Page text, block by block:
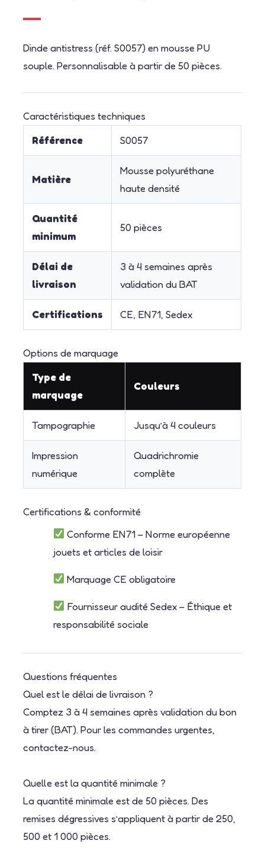
Dinde antistress (réf. S0057) en mousse PU
souple. Personnalisable à partir de 50 pièces.
Caractéristiques techniques
Référence
S0057
Matière
Mousse polyuréthane
haute densité
Quantité
minimum
50 pièces
Délai de
livraison
3 à 4 semaines après
validation du BAT
Certifications CE, EN71, Sedex
Options de marquage
Type de
marquage
Couleurs
Tampographie Jusqu’à 4 couleurs
Impression
numérique
Quadrichromie
complète
Certifications & conformité
Conforme EN71 – Norme européenne
jouets et articles de loisir
Marquage CE obligatoire
Fournisseur audité Sedex – Éthique et
responsabilité sociale
Questions fréquentes
Quel est le délai de livraison ?
Comptez 3 à 4 semaines après validation du bon
à tirer (BAT). Pour les commandes urgentes,
contactez-nous.
Quelle est la quantité minimale ?
La quantité minimale est de 50 pièces. Des
remises dégressives s’appliquent à partir de 250,
500 et 1 000 pièces.